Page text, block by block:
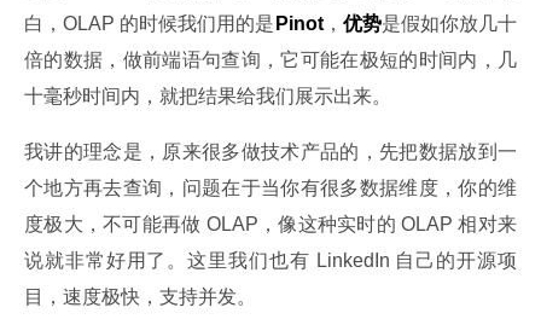
白，OLAP 的时候我们用的是 Pinot， 优势是假如你放几十
倍的数据，做前端语句查询，它可能在极短的时间内，几
十毫秒时间内，就把结果给我们展示出来。
我讲的理念是，原来很多做技术产品的，先把数据放到一
个地方再去查询，问题在于当你有很多数据维度，你的维
度极大，不可能再做 OLAP，像这种实时的 OLAP 相对来
说就非常好用了。这里我们也有 LinkedIn 自己的开源项
目，速度极快，支持并发。